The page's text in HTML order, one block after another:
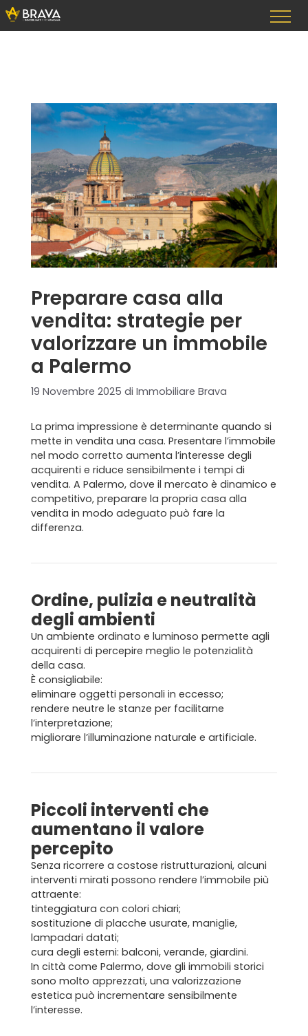
Vai
al
contenuto
Preparare casa alla
vendita: strategie per
valorizzare un immobile
a Palermo
19 Novembre 2025 di Immobiliare Brava
La prima impressione è determinante quando si
mette in vendita una casa. Presentare l’immobile
nel modo corretto aumenta l’interesse degli
acquirenti e riduce sensibilmente i tempi di
vendita. A Palermo, dove il mercato è dinamico e
competitivo, preparare la propria casa alla
vendita in modo adeguato può fare la
differenza.
Ordine, pulizia e neutralità
degli ambienti
Un ambiente ordinato e luminoso permette agli
acquirenti di percepire meglio le potenzialità
della casa.
È consigliabile:
eliminare oggetti personali in eccesso;
rendere neutre le stanze per facilitarne
l’interpretazione;
migliorare l’illuminazione naturale e artificiale.
Piccoli interventi che
aumentano il valore
percepito
Senza ricorrere a costose ristrutturazioni, alcuni
interventi mirati possono rendere l’immobile più
attraente:
tinteggiatura con colori chiari;
sostituzione di placche usurate, maniglie,
lampadari datati;
cura degli esterni: balconi, verande, giardini.
In città come Palermo, dove gli immobili storici
sono molto apprezzati, una valorizzazione
estetica può incrementare sensibilmente
l’interesse.